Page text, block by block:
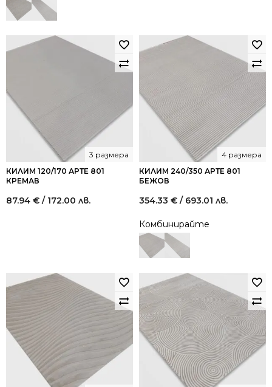
КИЛИМ 120/170 АРТЕ 801
КРЕМАВ
3 размера
87.94 € / 172.00 лв.
КИЛИМ 240/350 АРТЕ 801
БЕЖОВ
4 размера
354.33 € / 693.01 лв.
Комбинирайте